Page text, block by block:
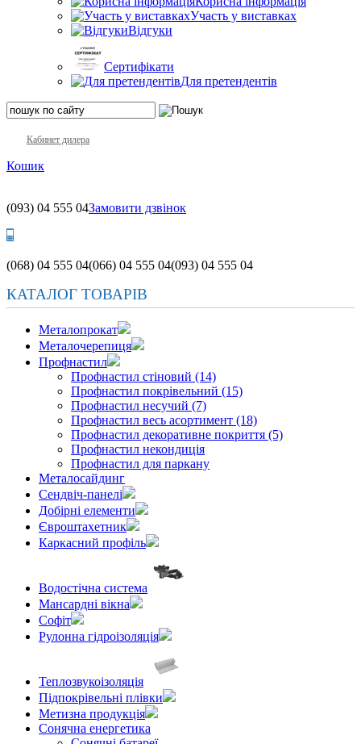
Участь у виставках
Відгуки
Сертифікати
Для претендентів
Кабинет дилера
Кошик
(093) 04 555 04Замовити дзвінок
(068) 04 555 04(066) 04 555 04(093) 04 555 04
КАТАЛОГ ТОВАРІВ
Металопрокат
Металочерепиця
Профнастил
Профнастил стіновий (14)
Профнастил покрівельний (15)
Профнастил несучий (7)
Профнастил весь асортимент (18)
Профнастил декоративне покриття (5)
Профнастил некондиція
Профнастил для паркану
Металосайдинг
Сендвіч-панелі
Добірні елементи
Євроштахетник
Каркасний профіль
Водостічна система
Мансардні вікна
Софіт
Рулонна гідроізоляція
Теплозвукоізоляція
Підпокрівельні плівки
Метизна продукція
Сонячна енергетика